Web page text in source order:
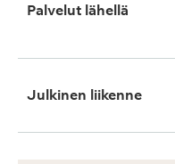
Palvelut lähellä
Julkinen liikenne